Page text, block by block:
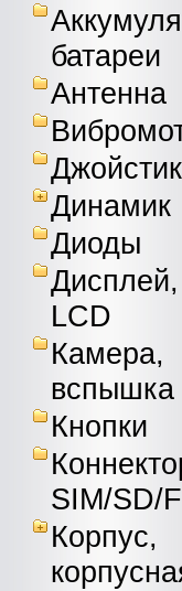
батареи
Антенна
Джойстик
Динамик
Диоды
Дисплей,
LCD
Камера,
вспышка
Кнопки
SIM/SD/
Корпус,